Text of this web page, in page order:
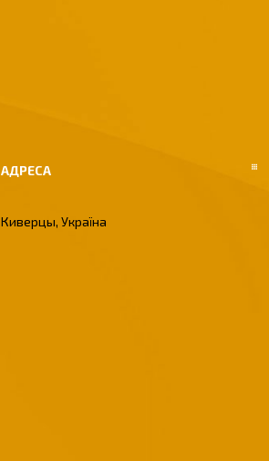
Киверцы, Україна